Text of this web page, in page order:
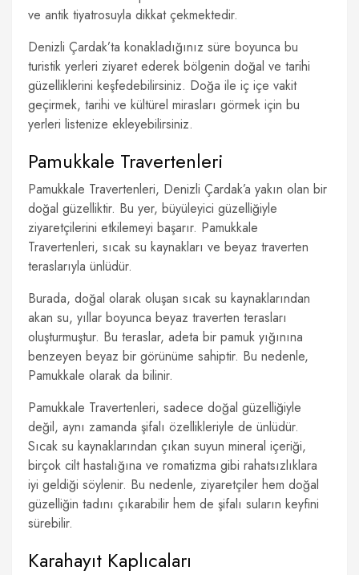
ve antik tiyatrosuyla dikkat çekmektedir.
Denizli Çardak’ta konakladığınız süre boyunca bu
turistik yerleri ziyaret ederek bölgenin doğal ve tarihi
güzelliklerini keşfedebilirsiniz. Doğa ile iç içe vakit
geçirmek, tarihi ve kültürel mirasları görmek için bu
yerleri listenize ekleyebilirsiniz.
Pamukkale Travertenleri
Pamukkale Travertenleri, Denizli Çardak’a yakın olan bir
doğal güzelliktir. Bu yer, büyüleyici güzelliğiyle
ziyaretçilerini etkilemeyi başarır. Pamukkale
Travertenleri, sıcak su kaynakları ve beyaz traverten
teraslarıyla ünlüdür.
Burada, doğal olarak oluşan sıcak su kaynaklarından
akan su, yıllar boyunca beyaz traverten terasları
oluşturmuştur. Bu teraslar, adeta bir pamuk yığınına
benzeyen beyaz bir görünüme sahiptir. Bu nedenle,
Pamukkale olarak da bilinir.
Pamukkale Travertenleri, sadece doğal güzelliğiyle
değil, aynı zamanda şifalı özellikleriyle de ünlüdür.
Sıcak su kaynaklarından çıkan suyun mineral içeriği,
birçok cilt hastalığına ve romatizma gibi rahatsızlıklara
iyi geldiği söylenir. Bu nedenle, ziyaretçiler hem doğal
güzelliğin tadını çıkarabilir hem de şifalı suların keyfini
sürebilir.
Karahayıt Kaplıcaları